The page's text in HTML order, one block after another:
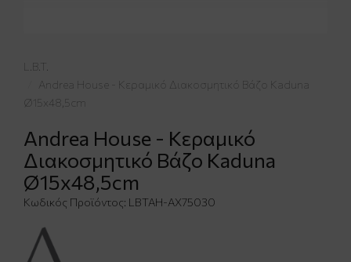
L.B.T.
Andrea House - Κεραμικό Διακοσμητικό Βάζο Kaduna
Ø15x48,5cm
Andrea House - Κεραμικό
Διακοσμητικό Βάζο Kaduna
Ø15x48,5cm
Κωδικός Προϊόντος: LBTAH-AX75030